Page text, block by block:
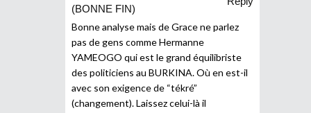
(BONNE FIN)
Bonne analyse mais de Grace ne parlez
pas de gens comme Hermanne
YAMEOGO qui est le grand équilibriste
des politiciens au BURKINA. Où en est-il
avec son exigence de “tékré”
(changement). Laissez celui-là il